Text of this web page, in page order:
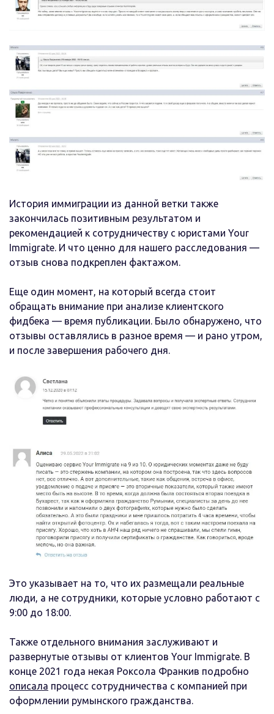
История иммиграции из данной ветки также
закончилась позитивным результатом и
рекомендацией к сотрудничеству с юристами Your
Immigrate. И что ценно для нашего расследования —
отзыв снова подкреплен фактажом.
Еще один момент, на который всегда стоит
обращать внимание при анализе клиентского
фидбека — время публикации. Было обнаружено, что
отзывы оставлялись в разное время — и рано утром,
и после завершения рабочего дня.
Это указывает на то, что их размещали реальные
люди, а не сотрудники, которые условно работают с
9:00 до 18:00.
Также отдельного внимания заслуживают и
развернутые отзывы от клиентов Your Immigrate. В
конце 2021 года некая Роксола Франкив подробно
описала процесс сотрудничества с компанией при
оформлении румынского гражданства.